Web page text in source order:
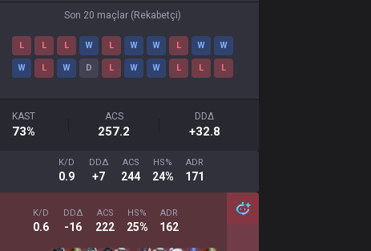
Son 20 maçlar ( Rekabetçi)
L L L W L W W L W W
W L W D L W W L L L
KAST
73%
ACS
257.2
DDΔ
+32.8
K/D
0.9
DDΔ
+7
ACS
244
HS%
24%
ADR
171
K/D
0.6
DDΔ
-16
ACS
222
HS%
25%
ADR
162